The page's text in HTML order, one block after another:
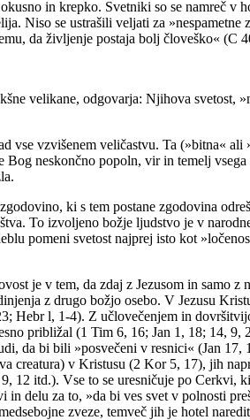
in krepko. Svetniki so se namreč v
Niso se ustrašili veljati za
da življenje postaja bolj človeško« (C
velikane, odgovarja: Njihova svetost,
vzvišenem veličastvu. Ta (»bitna« ali
neskončno popoln, vir in temelj
ki s tem postane zgodovina
To izvoljeno božje ljudstvo je v
pomeni svetost najprej isto kot
je v tem, da zdaj z Jezusom in samo z
z drugo božjo osebo. V Jezusu
Hebr l, 1-4). Z učlovečenjem in
približal (1 Tim 6, 16; Jan 1, 18; 14, 9,
da bi bili »posvečeni v resnici« (Jan
creatura) v Kristusu (2 Kor 5, 17), jih
12 itd.). Vse to se uresničuje po Cerkvi,
delu za to, »da bi ves svet v polnosti
zveze, temveč jih je hotel